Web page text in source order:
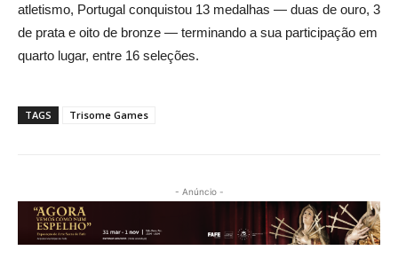
atletismo, Portugal conquistou 13 medalhas — duas de ouro, 3
de prata e oito de bronze — terminando a sua participação em
quarto lugar, entre 16 seleções.
TAGS Trisome Games
- Anúncio -